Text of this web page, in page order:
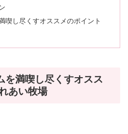
喫し尽くすオススメのポイント
を満喫し尽くすオスス
あい牧場